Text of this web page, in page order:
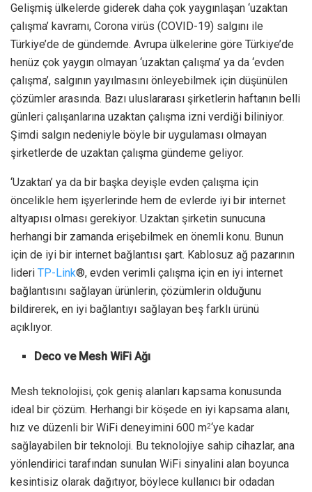
Gelişmiş ülkelerde giderek daha çok yaygınlaşan ‘uzaktan
çalışma’ kavramı, Corona virüs (COVID-19) salgını ile
Türkiye’de de gündemde. Avrupa ülkelerine göre Türkiye’de
henüz çok yaygın olmayan ‘uzaktan çalışma’ ya da ‘evden
çalışma’, salgının yayılmasını önleyebilmek için düşünülen
çözümler arasında. Bazı uluslararası şirketlerin haftanın belli
günleri çalışanlarına uzaktan çalışma izni verdiği biliniyor.
Şimdi salgın nedeniyle böyle bir uygulaması olmayan
şirketlerde de uzaktan çalışma gündeme geliyor.
‘Uzaktan’ ya da bir başka deyişle evden çalışma için
öncelikle hem işyerlerinde hem de evlerde iyi bir internet
altyapısı olması gerekiyor. Uzaktan şirketin sunucuna
herhangi bir zamanda erişebilmek en önemli konu. Bunun
için de iyi bir internet bağlantısı şart. Kablosuz ağ pazarının
lideri TP-Link®, evden verimli çalışma için en iyi internet
bağlantısını sağlayan ürünlerin, çözümlerin olduğunu
bildirerek, en iyi bağlantıyı sağlayan beş farklı ürünü
açıklıyor.
Deco ve Mesh WiFi Ağı
Mesh teknolojisi, çok geniş alanları kapsama konusunda
ideal bir çözüm. Herhangi bir köşede en iyi kapsama alanı,
hız ve düzenli bir WiFi deneyimini 600 m2‘ye kadar
sağlayabilen bir teknoloji. Bu teknolojiye sahip cihazlar, ana
yönlendirici tarafından sunulan WiFi sinyalini alan boyunca
kesintisiz olarak dağıtıyor, böylece kullanıcı bir odadan